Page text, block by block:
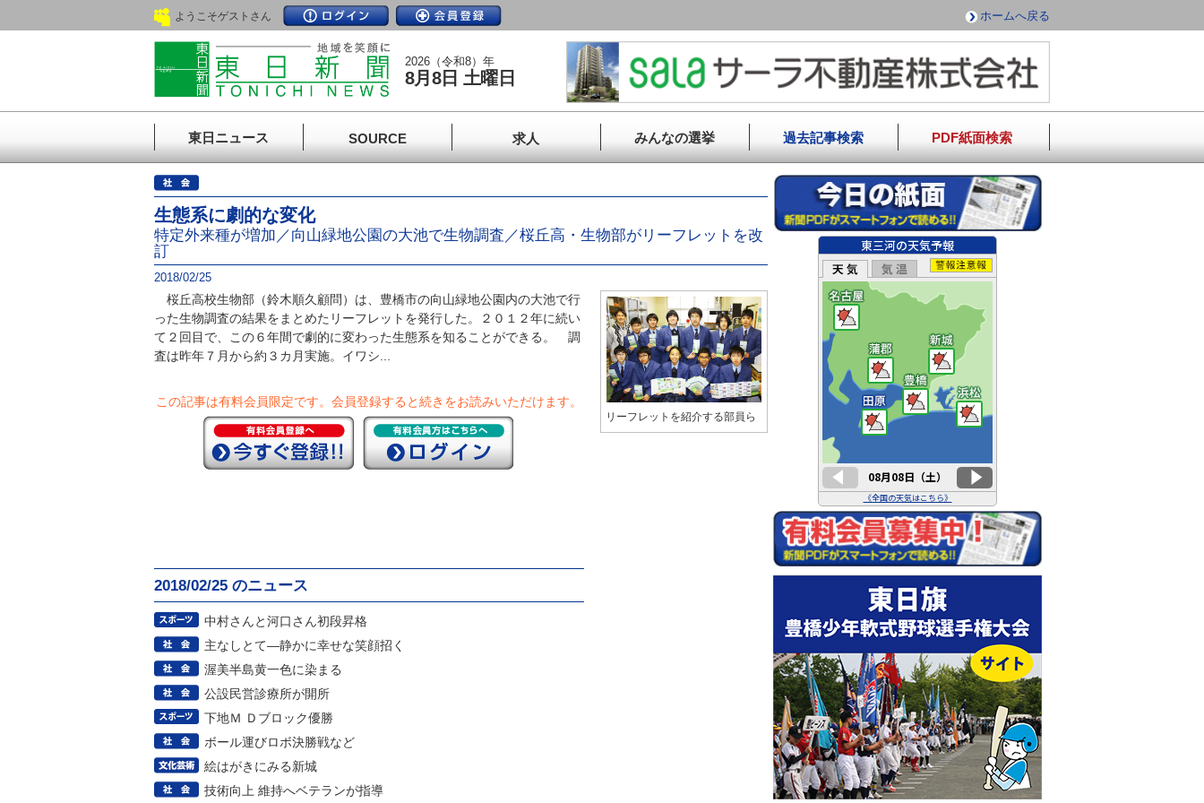
ようこそゲストさん ホームへ戻る
2026（令和8）年
8月8日 土曜日
東日ニュース SOURCE 求人 みんなの選挙 過去記事検索 PDF紙面検索
生態系に劇的な変化
特定外来種が増加／向山緑地公園の大池で生物調査／桜丘高・生物部がリーフレットを改
訂
2018/02/25
桜丘高校生物部（鈴木順久顧問）は、豊橋市の向山緑地公園内の大池で行
った生物調査の結果をまとめたリーフレットを発行した。２０１２年に続い
て２回目で、この６年間で劇的に変わった生態系を知ることができる。 調
査は昨年７月から約３カ月実施。イワシ...
この記事は有料会員限定です。 会員登録すると続きをお読みいただけます。
2018/02/25 のニュース
中村さんと河口さん初段昇格
主なしとて―静かに幸せな笑顔招く
渥美半島黄一色に染まる
公設民営診療所が開所
下地Ｍ Ｄブロック優勝
ボール運びロボ決勝戦など
絵はがきにみる新城
技術向上 維持へベテランが指導
リーフレットを紹介する部員ら